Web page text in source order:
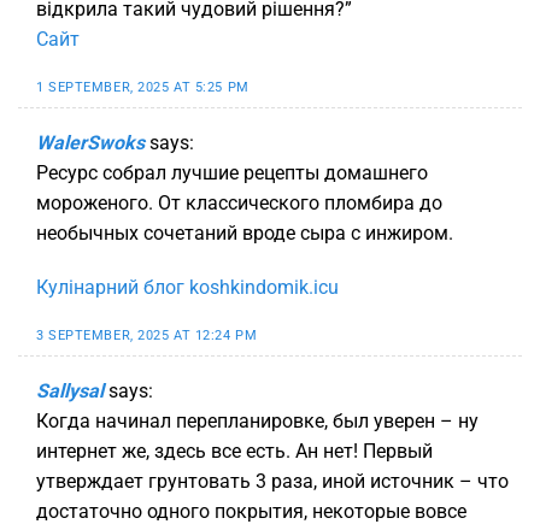
відкрила такий чудовий рішення?”
Сайт
1 SEPTEMBER, 2025 AT 5:25 PM
WalerSwoks says:
Ресурс собрал лучшие рецепты домашнего
мороженого. От классического пломбира до
необычных сочетаний вроде сыра с инжиром.
Кулінарний блог koshkindomik.icu
3 SEPTEMBER, 2025 AT 12:24 PM
Sallysal says:
Когда начинал перепланировке, был уверен – ну
интернет же, здесь все есть. Ан нет! Первый
утверждает грунтовать 3 раза, иной источник – что
достаточно одного покрытия, некоторые вовсе